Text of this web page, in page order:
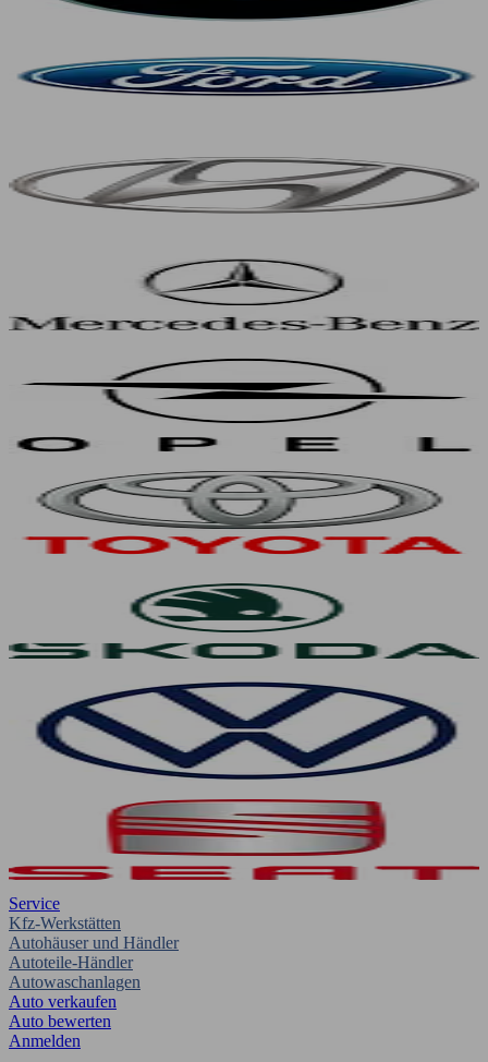
Service
Kfz-Werkstätten
Autohäuser und Händler
Autoteile-Händler
Autowaschanlagen
Auto verkaufen
Auto bewerten
Anmelden